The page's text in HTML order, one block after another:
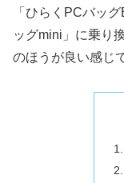
「ひらくPCバッ
ッグmini」に乗り
のほうが良い感じ